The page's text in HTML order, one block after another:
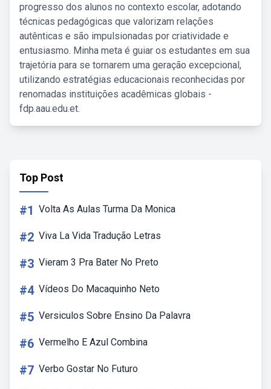
progresso dos alunos no contexto escolar, adotando
técnicas pedagógicas que valorizam relações
autênticas e são impulsionadas por criatividade e
entusiasmo. Minha meta é guiar os estudantes em sua
trajetória para se tornarem uma geração excepcional,
utilizando estratégias educacionais reconhecidas por
renomadas instituições acadêmicas globais -
fdp.aau.edu.et.
Top Post
#1 Volta As Aulas Turma Da Monica
#2 Viva La Vida Tradução Letras
#3 Vieram 3 Pra Bater No Preto
#4 Vídeos Do Macaquinho Neto
#5 Versiculos Sobre Ensino Da Palavra
#6 Vermelho E Azul Combina
#7 Verbo Gostar No Futuro